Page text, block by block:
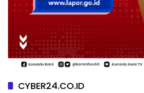
CYBER24.CO.ID